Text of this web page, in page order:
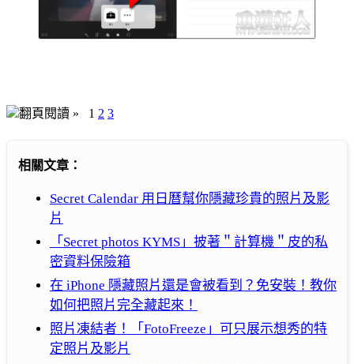
翻頁閱讀 » 1 2 3
相關文章：
Secret Calendar 用日曆幫你隱藏珍貴的照片及影
片
「Secret photos KYMS」披著＂計算機＂皮的私
密資料保險箱
在 iPhone 隱藏照片還是會被看到？免安裝！教你
如何把照片完全藏起來！
照片凍結者！「FotoFreeze」可只展示想秀的特
定照片及影片